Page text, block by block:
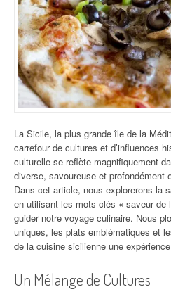
La Sicile, la plus grande île de la
carrefour de cultures et d’influences
culturelle se reflète magnifiquement
diverse, savoureuse et profondément
Dans cet article, nous explorerons la
en utilisant les mots-clés « saveur de
guider notre voyage culinaire. Nous
uniques, les plats emblématiques et
de la cuisine sicilienne une
Un Mélange de Cultures